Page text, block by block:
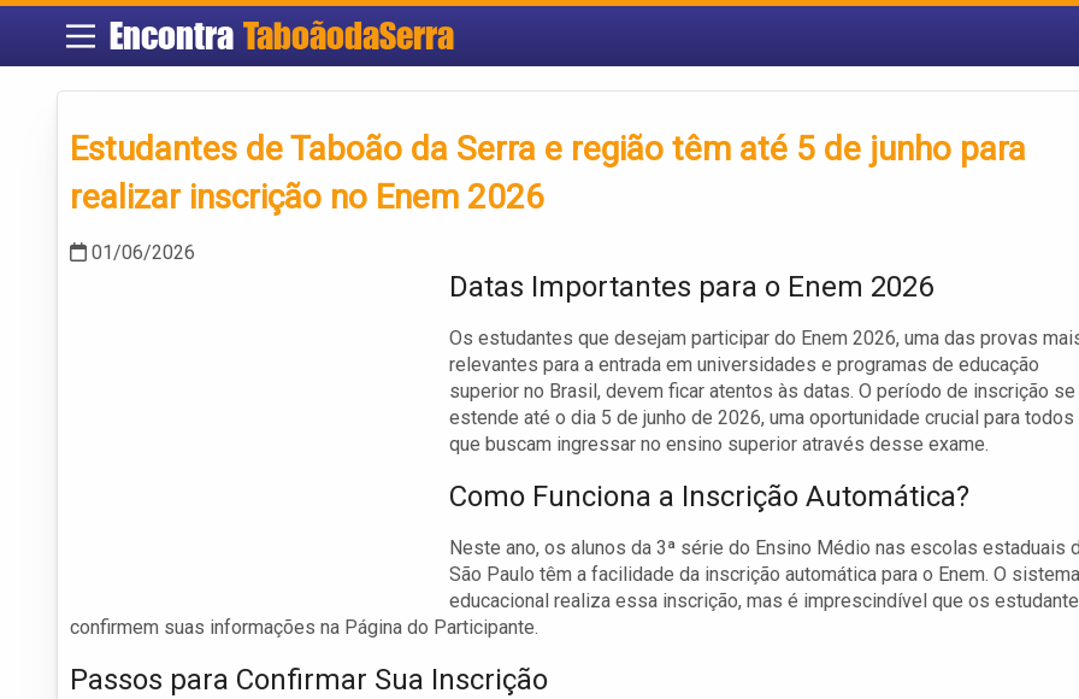
Encontra TaboãodaSerra
Estudantes de Taboão da Serra e região têm até 5 de junho para
realizar inscrição no Enem 2026
01/06/2026
Datas Importantes para o Enem 2026
Os estudantes que desejam participar do Enem 2026, uma das provas
relevantes para a entrada em universidades e programas de educação
superior no Brasil, devem ficar atentos às datas. O período de inscrição se
estende até o dia 5 de junho de 2026, uma oportunidade crucial para
que buscam ingressar no ensino superior através desse exame.
Como Funciona a Inscrição Automática?
Neste ano, os alunos da 3ª série do Ensino Médio nas escolas estaduais
São Paulo têm a facilidade da inscrição automática para o Enem. O sistema
educacional realiza essa inscrição, mas é imprescindível que os
confirmem suas informações na Página do Participante.
Passos para Confirmar Sua Inscrição